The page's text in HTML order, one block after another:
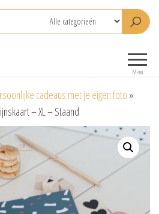
voor je foto
Menu
cadeaus met je eigen foto »
– XL – Staand